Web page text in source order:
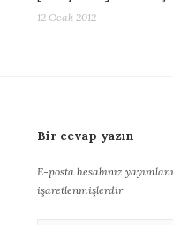
12 Ocak 2012
Bir cevap yazın
E-posta hesabınız
işaretlenmişlerdir